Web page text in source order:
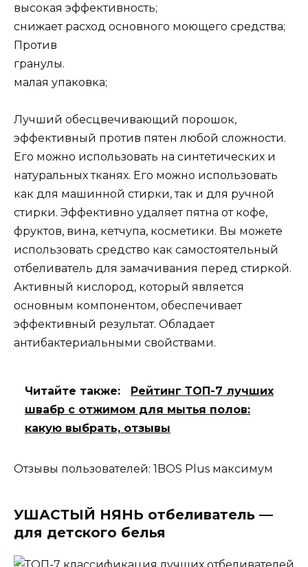
высокая эффективность;
снижает расход основного моющего средства;
Против
гранулы.
малая упаковка;
Лучший обесцвечивающий порошок,
эффективный против пятен любой сложности.
Его можно использовать на синтетических и
натуральных тканях. Его можно использовать
как для машинной стирки, так и для ручной
стирки. Эффективно удаляет пятна от кофе,
фруктов, вина, кетчупа, косметики. Вы можете
использовать средство как самостоятельный
отбеливатель для замачивания перед стиркой.
Активный кислород, который является
основным компонентом, обеспечивает
эффективный результат. Обладает
антибактериальными свойствами.
Читайте также:
Рейтинг ТОП-7 лучших
швабр с отжимом для мытья полов:
какую выбрать, отзывы
Отзывы пользователей: 1BOS Plus максимум
УШАСТЫЙ НЯНЬ отбеливатель —
для детского белья